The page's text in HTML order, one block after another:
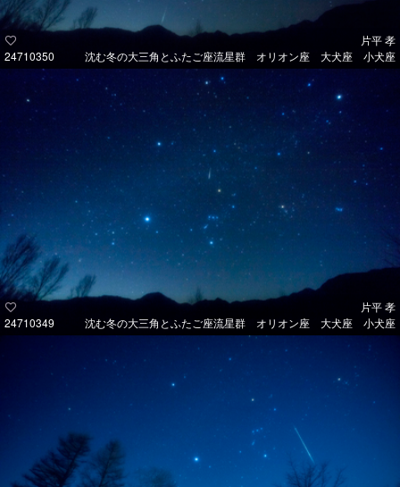
24710350
片平 孝
沈む冬の大三角とふたご座流星群 オリオン座 大犬座 小犬座
24710349
片平 孝
沈む冬の大三角とふたご座流星群 オリオン座 大犬座 小犬座